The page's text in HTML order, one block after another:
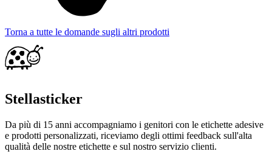
Torna a tutte le domande sugli altri prodotti
Stellasticker
Da più di 15 anni accompagniamo i genitori con le etichette adesive
e prodotti personalizzati, riceviamo degli ottimi feedback sull'alta
qualità delle nostre etichette e sul nostro servizio clienti.